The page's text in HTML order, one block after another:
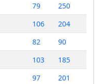
79
250
106
204
82
90
103
185
97
201